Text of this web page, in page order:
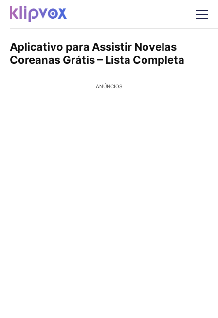
Aplicativo para Assistir Novelas
Coreanas Grátis – Lista Completa
ANÚNCIOS